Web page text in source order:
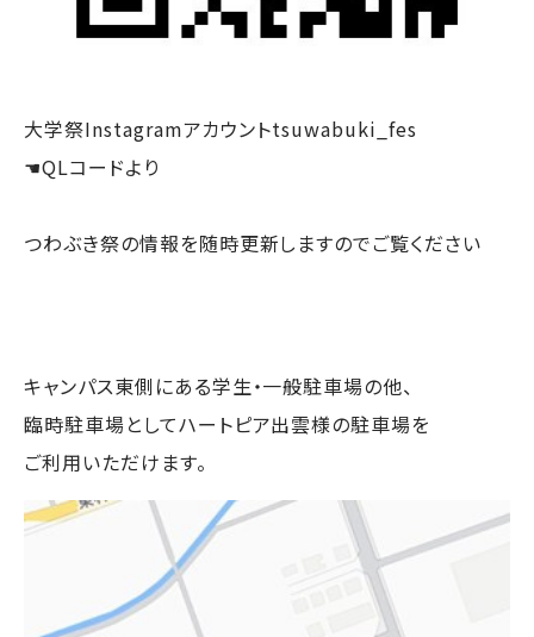
大学祭Instagramアカウントtsuwabuki_fes
☚QLコードより
つわぶき祭の情報を随時更新しますのでご覧ください
キャンパス東側にある学生・一般駐車場の他、
臨時駐車場としてハートピア出雲様の駐車場を
ご利用いただけます。